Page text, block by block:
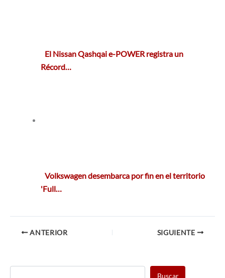
El Nissan Qashqai e-POWER registra un
Récord…
Volkswagen desembarca por fin en el territorio
'Full…
ANTERIOR SIGUIENTE
Buscar